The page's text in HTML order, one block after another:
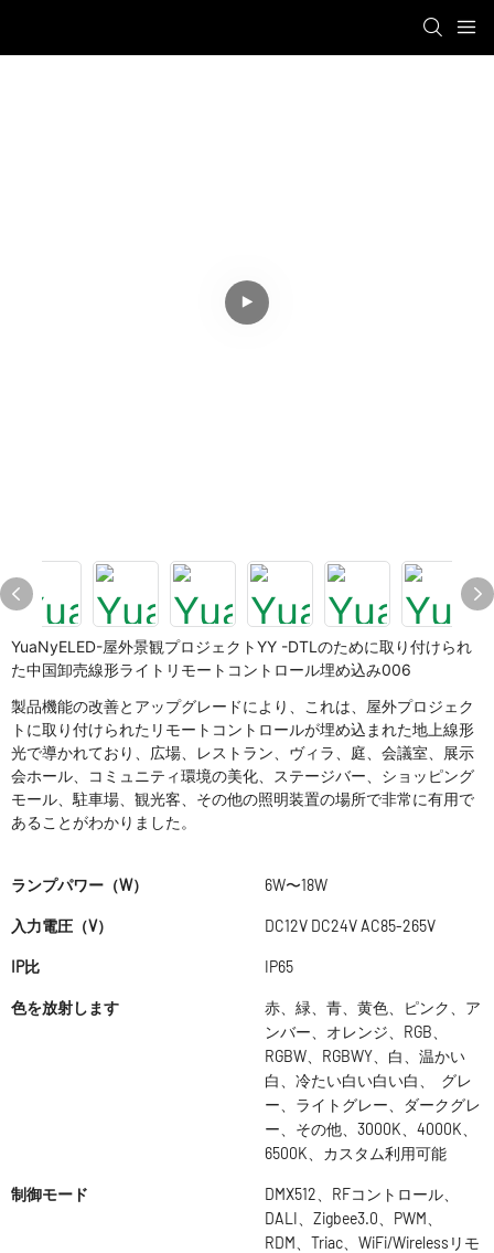
YuaNyELED-屋外景観プロジェクトYY -DTLのために取り付けられ
た中国卸売線形ライトリモートコントロール埋め込み006
製品機能の改善とアップグレードにより、これは、屋外プロジェク
トに取り付けられたリモートコントロールが埋め込まれた地上線形
光で導かれており、広場、レストラン、ヴィラ、庭、会議室、展示
会ホール、コミュニティ環境の美化、ステージバー、ショッピング
モール、駐車場、観光客、その他の照明装置の場所で非常に有用で
あることがわかりました。
ランプパワー（W） 6W〜18W
入力電圧（V） DC12V DC24V AC85-265V
IP比 IP65
色を放射します
赤、緑、青、黄色、ピンク、ア
ンバー、オレンジ、RGB、
RGBW、RGBWY、白、温かい
白、冷たい白い白い白、 グレ
ー、ライトグレー、ダークグレ
ー、その他、3000K、4000K、
6500K、カスタム利用可能
制御モード
DMX512、RFコントロール、
DALI、Zigbee3.0、PWM、
RDM、Triac、WiFi/Wirelessリモ